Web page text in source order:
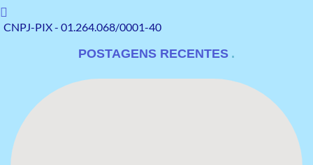
CNPJ-PIX - 01.264.068/0001-40
POSTAGENS RECENTES